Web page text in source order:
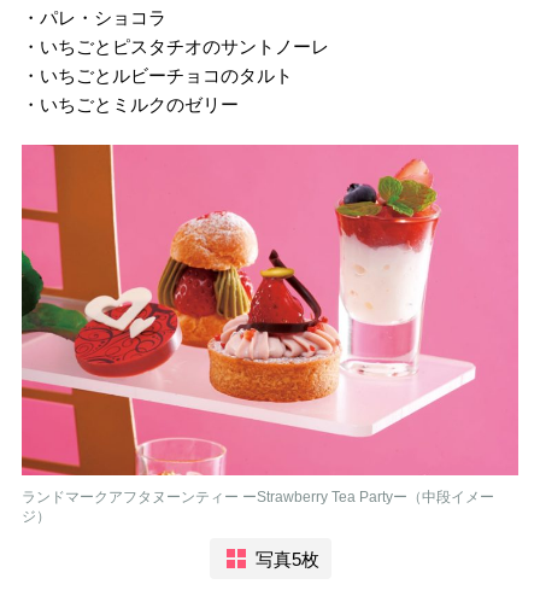
・パレ・ショコラ
・いちごとピスタチオのサントノーレ
・いちごとルビーチョコのタルト
・いちごとミルクのゼリー
ランドマークアフタヌーンティー ーStrawberry Tea Partyー（中段イメー
ジ）
写真5枚